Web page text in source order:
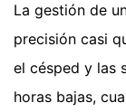
La gestión de
precisión casi
el césped y las
horas bajas,